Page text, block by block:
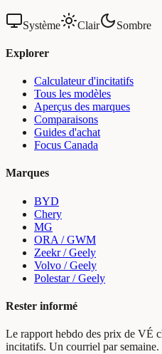
Système Clair Sombre
Explorer
Calculateur d'incitatifs
Tous les modèles
Aperçus des marques
Comparaisons
Guides d'achat
Focus Canada
Marques
BYD
Chery
MG
ORA / GWM
Zeekr / Geely
Volvo / Geely
Polestar / Geely
Rester informé
Le rapport hebdo des prix de VÉ
incitatifs. Un courriel par semaine.